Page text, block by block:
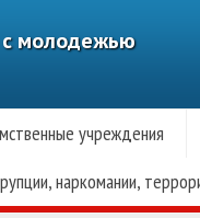
с молодежью
учреждения
наркомании,